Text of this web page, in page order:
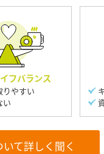
フバランス
りやすい
い
て詳しく聞く